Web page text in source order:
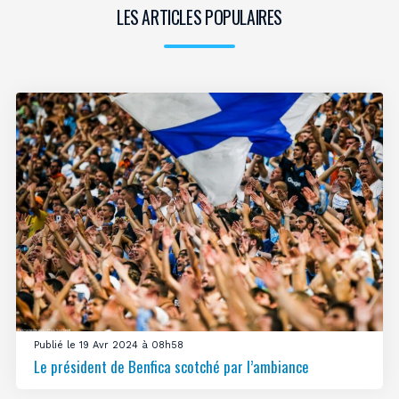
LES ARTICLES POPULAIRES
Publié le 19 Avr 2024 à 08h58
Le président de Benfica scotché par l’ambiance